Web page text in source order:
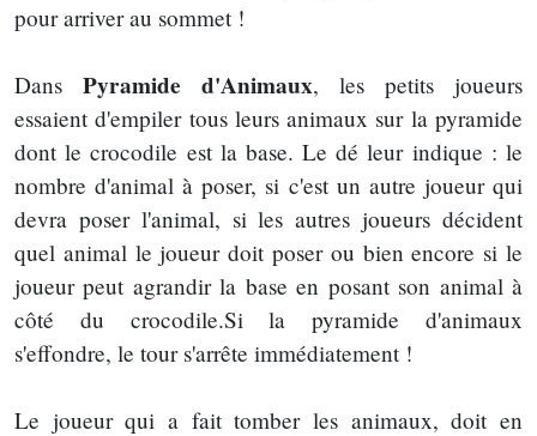
pour arriver au sommet !
Dans Pyramide d'Animaux, les petits joueurs
essaient d'empiler tous leurs animaux sur la pyramide
dont le crocodile est la base. Le dé leur indique : le
nombre d'animal à poser, si c'est un autre joueur qui
devra poser l'animal, si les autres joueurs décident
quel animal le joueur doit poser ou bien encore si le
joueur peut agrandir la base en posant son animal à
côté du crocodile.Si la pyramide d'animaux
s'effondre, le tour s'arrête immédiatement !
Le joueur qui a fait tomber les animaux, doit en